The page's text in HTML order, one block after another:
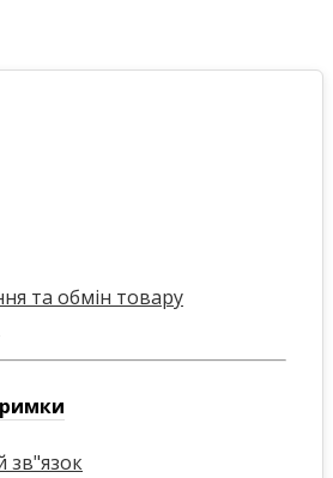
та обмін товару
зв"язок